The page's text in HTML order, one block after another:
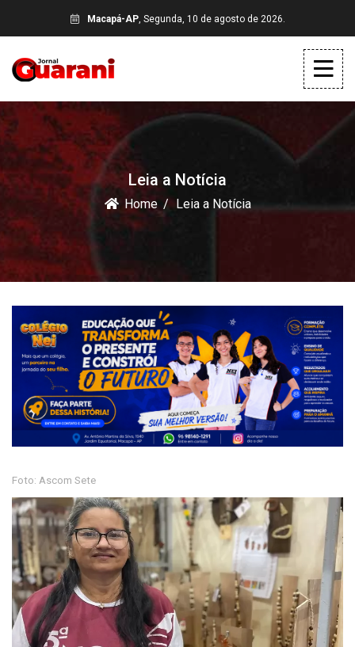
Macapá-AP, Segunda, 10 de agosto de 2026.
Leia a Notícia
Home Leia a Notícia
Foto: Ascom Sete